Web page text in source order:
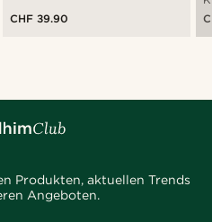
CHF 39.90
Produkten, aktuellen Trends
Angeboten.